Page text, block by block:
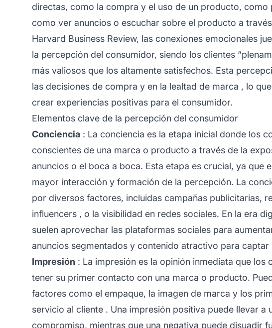
directas, como la compra y el uso de un producto, como
como ver anuncios o escuchar sobre el producto a
Harvard Business Review, las conexiones emocionales
la percepción del consumidor, siendo los clientes
más valiosos que los altamente satisfechos. Esta
las decisiones de compra y en la lealtad de marca , lo
crear experiencias positivas para el consumidor.
Elementos clave de la percepción del consumidor
Conciencia : La conciencia es la etapa inicial donde los
conscientes de una marca o producto a través de la
anuncios o el boca a boca. Esta etapa es crucial, ya que
mayor interacción y formación de la percepción. La
por diversos factores, incluidas campañas publicitarias,
influencers , o la visibilidad en redes sociales. En la era
suelen aprovechar las plataformas sociales para
anuncios segmentados y contenido atractivo para captar
Impresión : La impresión es la opinión inmediata que los
tener su primer contacto con una marca o producto.
factores como el empaque, la imagen de marca y los
servicio al cliente . Una impresión positiva puede llevar a
compromiso, mientras que una negativa puede disuadir